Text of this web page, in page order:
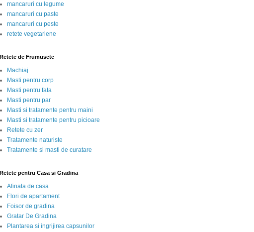
mancaruri cu legume
mancaruri cu paste
mancaruri cu peste
retete vegetariene
Retete de Frumusete
Machiaj
Masti pentru corp
Masti pentru fata
Masti pentru par
Masti si tratamente pentru maini
Masti si tratamente pentru picioare
Retete cu zer
Tratamente naturiste
Tratamente si masti de curatare
Retete pentru Casa si Gradina
Afinata de casa
Flori de apartament
Foisor de gradina
Gratar De Gradina
Plantarea si ingrijirea capsunilor